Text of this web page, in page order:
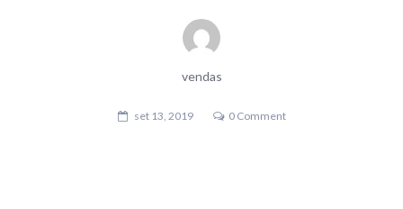
vendas
set 13, 2019 0 Comment